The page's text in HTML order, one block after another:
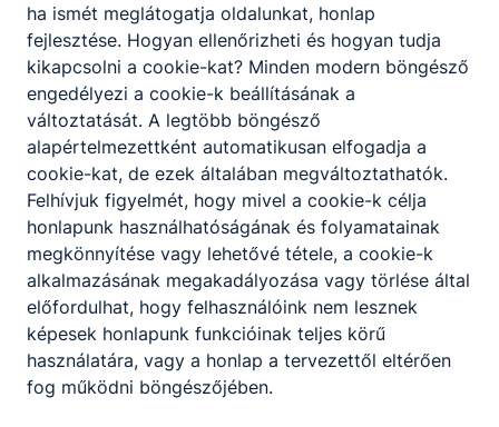
Megosztás
ha ismét meglátogatja oldalunkat, honlap
fejlesztése. Hogyan ellenőrizheti és hogyan tudja
kikapcsolni a cookie-kat? Minden modern böngésző
engedélyezi a cookie-k beállításának a
változtatását. A legtöbb böngésző
alapértelmezettként automatikusan elfogadja a
cookie-kat, de ezek általában megváltoztathatók.
Felhívjuk figyelmét, hogy mivel a cookie-k célja
honlapunk használhatóságának és folyamatainak
megkönnyítése vagy lehetővé tétele, a cookie-k
alkalmazásának megakadályozása vagy törlése által
előfordulhat, hogy felhasználóink nem lesznek
képesek honlapunk funkcióinak teljes körű
használatára, vagy a honlap a tervezettől eltérően
fog működni böngészőjében.